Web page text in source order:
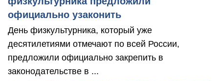
официально узаконить
День физкультурника, который уже
десятилетиями отмечают по всей России,
предложили официально закрепить в
законодательстве в ...